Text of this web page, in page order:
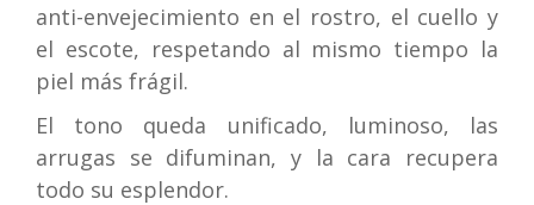
anti-envejecimiento en el rostro, el cuello y
el escote, respetando al mismo tiempo la
piel más frágil.
El tono queda unificado, luminoso, las
arrugas se difuminan, y la cara recupera
todo su esplendor.